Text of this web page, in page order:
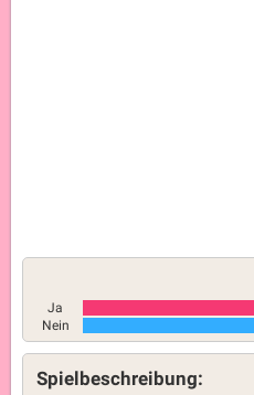
Ja
Nein
Spielbeschreibung: